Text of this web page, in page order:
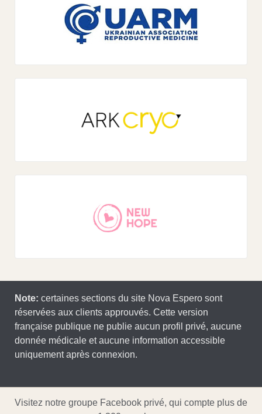
Note: certaines sections du site Nova Espero sont
réservées aux clients approuvés. Cette version
française publique ne publie aucun profil privé, aucune
donnée médicale et aucune information accessible
uniquement après connexion.
Visitez notre groupe Facebook privé, qui compte plus de